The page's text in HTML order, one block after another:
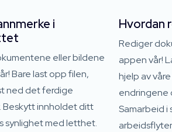
i
eller bildene
Bare last opp filen,
ned det ferdige
Beskytt innholdet ditt
synlighet med letthet.
Hvordan
Rediger
appen vår!
hjelp av
endringene
Samarbeid i